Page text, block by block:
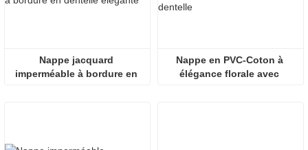
Nappe jacquard
imperméable à bordure en
Nappe en PVC-Coton à
élégance florale avec